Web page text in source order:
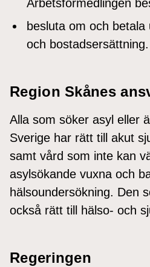
Arbetsförmedlingen
besluta om och betala
och bostadsersättning.
Region Skånes
Alla som söker asyl eller
Sverige har rätt till akut
samt vård som inte kan
asylsökande vuxna och
hälsoundersökning. Den
också rätt till hälso- och
Regeringen